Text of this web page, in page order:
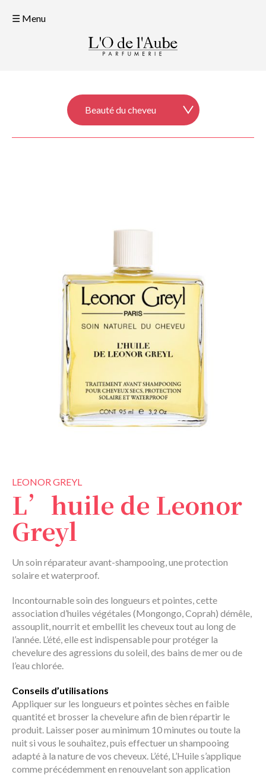
☰ Menu
LEONOR GREYL
L’huile de Leonor
Greyl
Un soin réparateur avant-shampooing, une protection
solaire et waterproof.
Incontournable soin des longueurs et pointes, cette
association d’huiles végétales (Mongongo, Coprah) démêle,
assouplit, nourrit et embellit les cheveux tout au long de
l’année. L’été, elle est indispensable pour protéger la
chevelure des agressions du soleil, des bains de mer ou de
l’eau chlorée.
Conseils d’utilisations
Appliquer sur les longueurs et pointes sèches en faible
quantité et brosser la chevelure afin de bien répartir le
produit. Laisser poser au minimum 10 minutes ou toute la
nuit si vous le souhaitez, puis effectuer un shampooing
adapté à la nature de vos cheveux. L’été, L’Huile s’applique
comme précédemment en renouvelant son application